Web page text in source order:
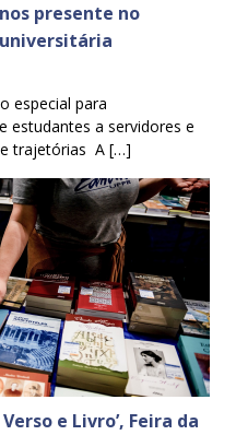
presente no
especial para
estudantes a servidores e
e trajetórias A […]
e Livro’, Feira da